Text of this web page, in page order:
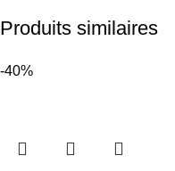
Produits similaires
-40%